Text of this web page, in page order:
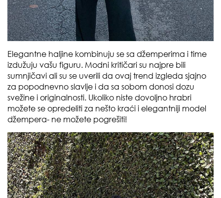
Elegantne haljine kombinuju se sa džemperima i time
izdužuju vašu figuru. Modni kritičari su najpre bili
sumnjičavi ali su se uverili da ovaj trend izgleda sjajno
za popodnevno slavlje i da sa sobom donosi dozu
svežine i originalnosti. Ukoliko niste dovoljno hrabri
možete se opredeliti za nešto kraći i elegantniji model
džempera- ne možete pogrešiti!